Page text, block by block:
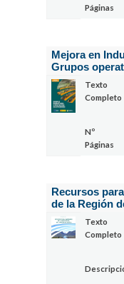
Páginas
Mejora en
Grupos
Texto
Completo
Nº
Páginas
Recursos
de la Región
Texto
Completo